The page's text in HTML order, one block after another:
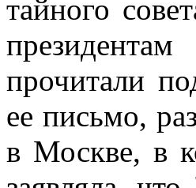
тайного
прочитали
ее письмо,
в Москве, в